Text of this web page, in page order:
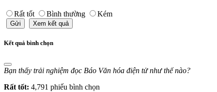
Rất tốt Bình thường Kém
Gửi Xem kết quả
Kết quả bình chọn
Bạn thấy trải nghiệm đọc Báo Văn hóa điện tử như thế nào?
Rất tốt: 4,791 phiếu bình chọn